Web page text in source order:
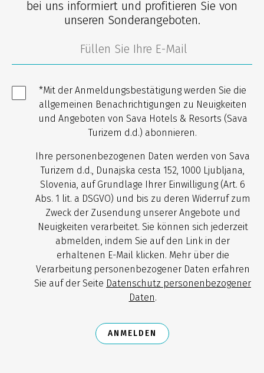
bei uns informiert und profitieren Sie von
unseren Sonderangeboten.
*Mit der Anmeldungsbestätigung werden Sie die
allgemeinen Benachrichtigungen zu Neuigkeiten
und Angeboten von Sava Hotels & Resorts (Sava
Turizem d.d.) abonnieren.
Ihre personenbezogenen Daten werden von Sava
Turizem d.d., Dunajska cesta 152, 1000 Ljubljana,
Slovenia, auf Grundlage Ihrer Einwilligung (Art. 6
Abs. 1 lit. a DSGVO) und bis zu deren Widerruf zum
Zweck der Zusendung unserer Angebote und
Neuigkeiten verarbeitet. Sie können sich jederzeit
abmelden, indem Sie auf den Link in der
erhaltenen E-Mail klicken. Mehr über die
Verarbeitung personenbezogener Daten erfahren
Sie auf der Seite Datenschutz personenbezogener
Daten.
ANMELDEN